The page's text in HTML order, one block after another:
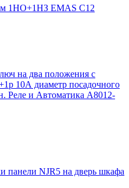
1НО+1НЗ EMAS C12
на два положения с
10А диаметр посадочного
Реле и Автоматика A8012-
панели NJR5 на дверь шкафа